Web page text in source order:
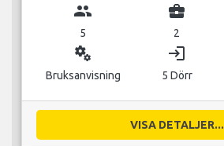
group
5
business_center
2
miscellaneous_services
Bruksanvisning
login
5 Dörr
VISA DETALJER...